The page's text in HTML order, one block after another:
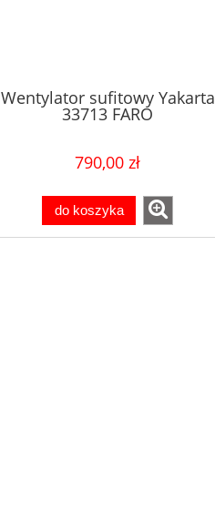
Wentylator sufitowy Yakarta
33713 FARO
790,00 zł
do koszyka